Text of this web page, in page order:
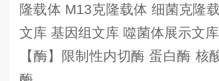
隆载体 M13克隆载体 细菌克隆
文库 基因组文库 噬菌体展示文库
【酶】限制性内切酶 蛋白酶 核